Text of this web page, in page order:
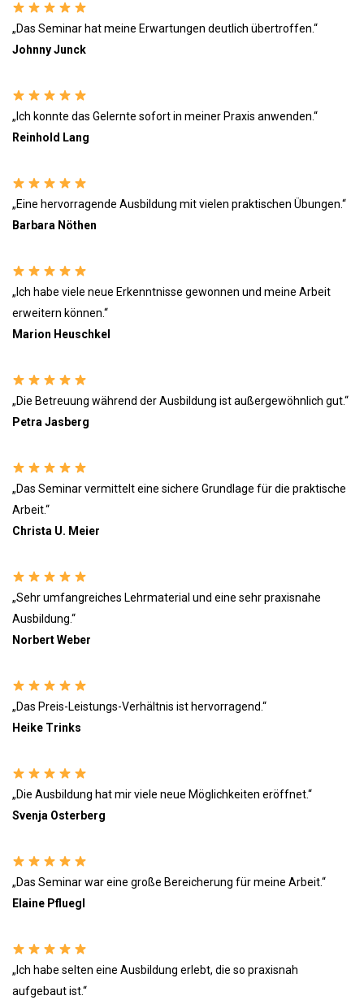
„Das Seminar hat meine Erwartungen deutlich übertroffen.“
Johnny Junck
„Ich konnte das Gelernte sofort in meiner Praxis anwenden.“
Reinhold Lang
„Eine hervorragende Ausbildung mit vielen praktischen Übungen.“
Barbara Nöthen
„Ich habe viele neue Erkenntnisse gewonnen und meine Arbeit
erweitern können.“
Marion Heuschkel
„Die Betreuung während der Ausbildung ist außergewöhnlich gut.“
Petra Jasberg
„Das Seminar vermittelt eine sichere Grundlage für die praktische
Arbeit.“
Christa U. Meier
„Sehr umfangreiches Lehrmaterial und eine sehr praxisnahe
Ausbildung.“
Norbert Weber
„Das Preis-Leistungs-Verhältnis ist hervorragend.“
Heike Trinks
„Die Ausbildung hat mir viele neue Möglichkeiten eröffnet.“
Svenja Osterberg
„Das Seminar war eine große Bereicherung für meine Arbeit.“
Elaine Pfluegl
„Ich habe selten eine Ausbildung erlebt, die so praxisnah
aufgebaut ist.“